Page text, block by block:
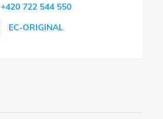
+420 722 544 550
EC-ORIGINAL